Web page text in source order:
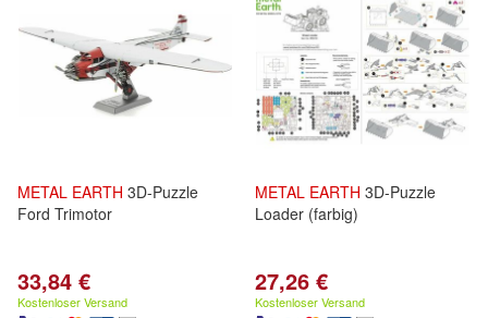
METAL EARTH 3D-Puzzle
Ford Trimotor
33,84 €
Kostenloser Versand
METAL EARTH 3D-Puzzle
Loader (farbig)
27,26 €
Kostenloser Versand